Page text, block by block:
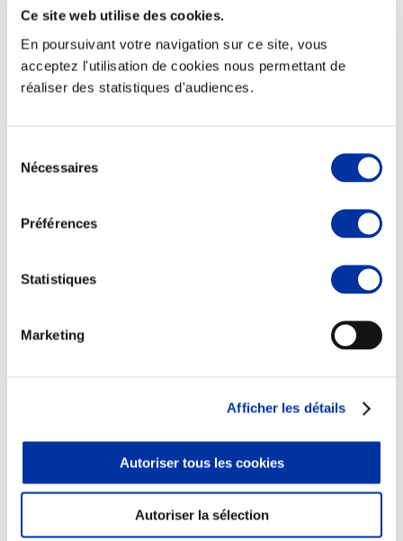
Ce site web utilise des cookies.
En poursuivant votre navigation sur ce site, vous
acceptez l'utilisation de cookies nous permettant de
réaliser des statistiques d'audiences.
Nécessaires
Préférences
Statistiques
Marketing
Afficher les détails
Autoriser tous les cookies
Autoriser la sélection
Elevage
Alimentation de qualité, raisonnée et durable
Consommation
Sécurité sanitaire
Viandes et santé
Info-veille scientifique
Sources d’information